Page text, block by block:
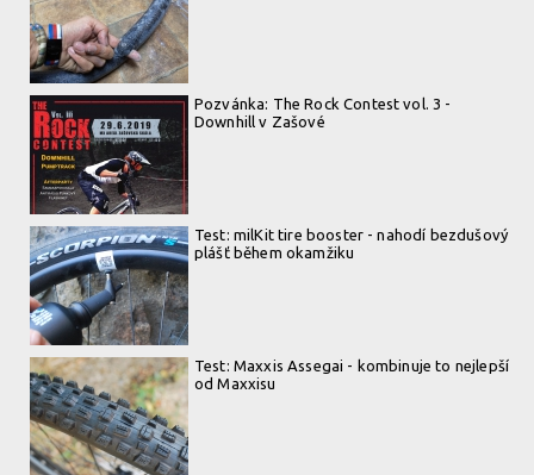
Pozvánka: The Rock Contest vol. 3 -
Downhill v Zašové
Test: milKit tire booster - nahodí bezdušový
plášť během okamžiku
Test: Maxxis Assegai - kombinuje to nejlepší
od Maxxisu